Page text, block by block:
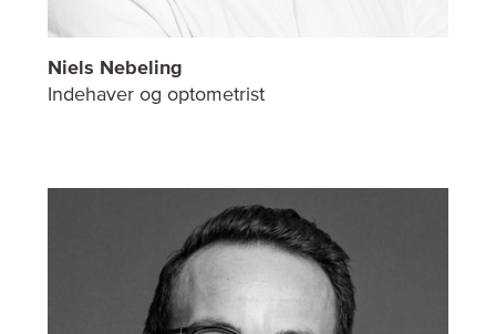
Niels Nebeling
Indehaver og optometrist